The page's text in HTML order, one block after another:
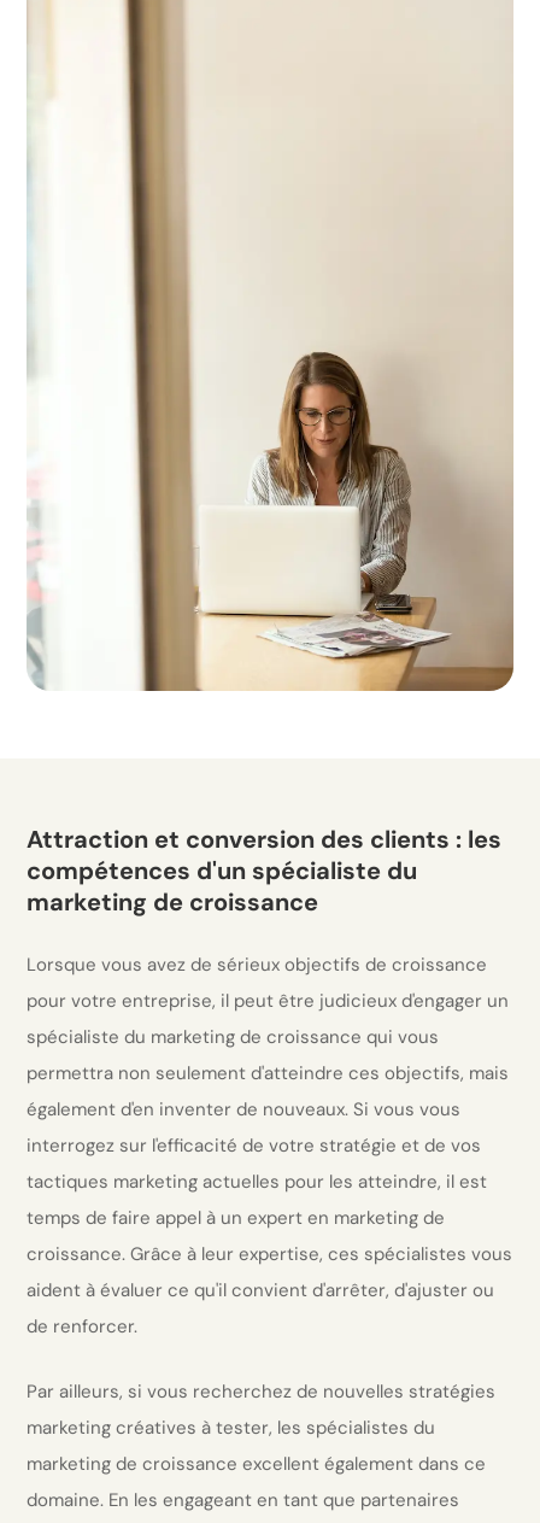
Attraction et conversion des clients : les
compétences d'un spécialiste du
marketing de croissance
Lorsque vous avez de sérieux objectifs de croissance
pour votre entreprise, il peut être judicieux d'engager un
spécialiste du marketing de croissance qui vous
permettra non seulement d'atteindre ces objectifs, mais
également d'en inventer de nouveaux. Si vous vous
interrogez sur l'efficacité de votre stratégie et de vos
tactiques marketing actuelles pour les atteindre, il est
temps de faire appel à un expert en marketing de
croissance. Grâce à leur expertise, ces spécialistes vous
aident à évaluer ce qu'il convient d'arrêter, d'ajuster ou
de renforcer.
Par ailleurs, si vous recherchez de nouvelles stratégies
marketing créatives à tester, les spécialistes du
marketing de croissance excellent également dans ce
domaine. En les engageant en tant que partenaires